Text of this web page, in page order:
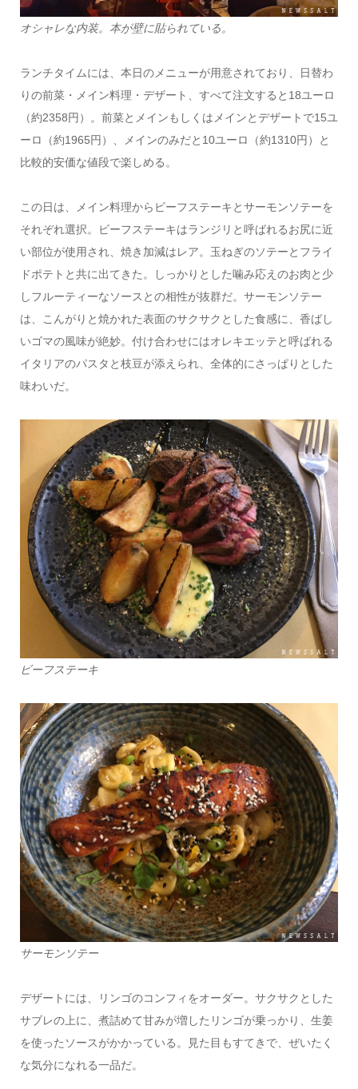
オシャレな内装。本が壁に貼られている。
ランチタイムには、本日のメニューが用意されており、日替わ
りの前菜・メイン料理・デザート、すべて注文すると18ユーロ
（約2358円）。前菜とメインもしくはメインとデザートで15ユ
ーロ（約1965円）、メインのみだと10ユーロ（約1310円）と
比較的安価な値段で楽しめる。
この日は、メイン料理からビーフステーキとサーモンソテーを
それぞれ選択。ビーフステーキはランジリと呼ばれるお尻に近
い部位が使用され、焼き加減はレア。玉ねぎのソテーとフライ
ドポテトと共に出てきた。しっかりとした噛み応えのお肉と少
しフルーティーなソースとの相性が抜群だ。サーモンソテー
は、こんがりと焼かれた表面のサクサクとした食感に、香ばし
いゴマの風味が絶妙。付け合わせにはオレキエッテと呼ばれる
イタリアのパスタと枝豆が添えられ、全体的にさっぱりとした
味わいだ。
ビーフステーキ
サーモンソテー
デザートには、リンゴのコンフィをオーダー。サクサクとした
サブレの上に、煮詰めて甘みが増したリンゴが乗っかり、生姜
を使ったソースがかかっている。見た目もすてきで、ぜいたく
な気分になれる一品だ。